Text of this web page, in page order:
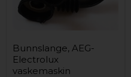
Bunnslange, AEG-
Electrolux
vaskemaskin